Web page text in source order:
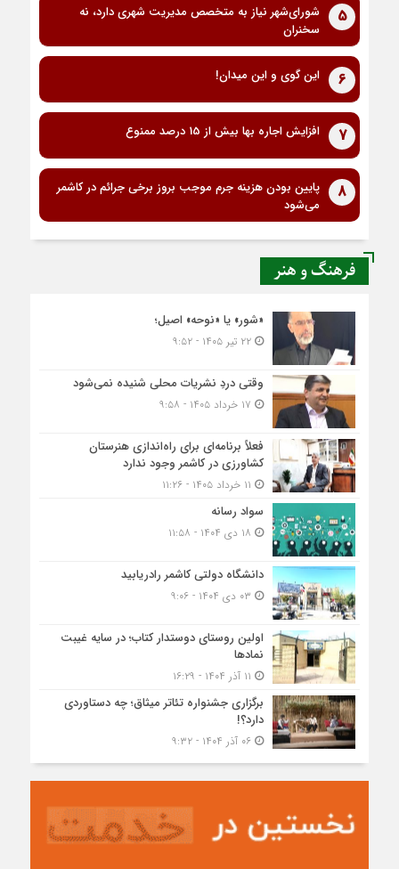
5
شورای‌شهر نیاز به متخصص مدیریت شهری دارد، نه
سخنران
6 این گوی و این میدان!
7 افزایش اجاره بها بیش از 15 درصد ممنوع
8
پایین بودن هزینه جرم موجب بروز برخی جرائم در کاشمر
می‌شود
فرهنگ و هنر
«شور» یا «نوحه» اصیل؛
۲۲ تیر ۱۴۰۵ - ۹:۵۲
وقتی دردِ نشریات محلی شنیده نمی‌شود
فعلاً برنامه‌ای برای راه‌اندازی هنرستان
کشاورزی در کاشمر وجود ندارد
سواد رسانه
دانشگاه دولتی کاشمر‌ رادریابید
اولین روستای دوستدار کتاب؛ در سایه غیبت
نمادها
برگزاری جشنواره تئاتر میثاق؛ چه دستاوردی
دارد؟!
۰۶ آذر ۱۴۰۴ - ۹:۳۲